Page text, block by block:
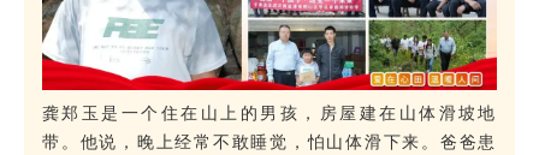
龚郑玉是一个住在山上的男孩，房屋建在山体滑坡地
带。他说，晚上经常不敢睡觉，怕山体滑下来。爸爸患